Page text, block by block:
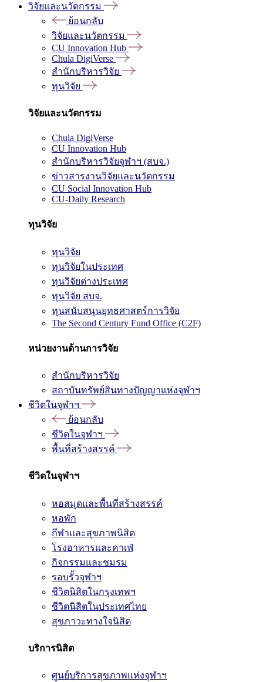
วิจัยและนวัตกรรม
ย้อนกลับ
วิจัยและนวัตกรรม
CU Innovation Hub
Chula DigiVerse
สำนักบริหารวิจัย
ทุนวิจัย
วิจัยและนวัตกรรม
Chula DigiVerse
CU Innovation Hub
สำนักบริหารวิจัยจุฬาฯ (สบจ.)
ข่าวสารงานวิจัยและนวัตกรรม
CU Social Innovation Hub
CU-Daily Research
ทุนวิจัย
ทุนวิจัย
ทุนวิจัยในประเทศ
ทุนวิจัยต่างประเทศ
ทุนวิจัย สบจ.
ทุนสนับสนุนยุทธศาสตร์การวิจัย
The Second Century Fund Office (C2F)
หน่วยงานด้านการวิจัย
สำนักบริหารวิจัย
สถาบันทรัพย์สินทางปัญญาแห่งจุฬาฯ
ชีวิตในจุฬาฯ
ย้อนกลับ
ชีวิตในจุฬาฯ
พื้นที่สร้างสรรค์
ชีวิตในจุฬาฯ
หอสมุดและพื้นที่สร้างสรรค์
หอพัก
กีฬาและสุขภาพนิสิต
โรงอาหารและคาเฟ่
กิจกรรมและชมรม
รอบรั้วจุฬาฯ
ชีวิตนิสิตในกรุงเทพฯ
ชีวิตนิสิตในประเทศไทย
สุขภาวะทางใจนิสิต
บริการนิสิต
ศูนย์บริการสุขภาพแห่งจุฬาฯ